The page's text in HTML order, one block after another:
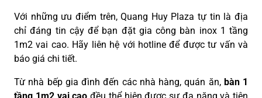
Với những ưu điểm trên, Quang Huy Plaza tự tin là địa
chỉ đáng tin cậy để bạn đặt gia công bàn inox 1 tầng
1m2 vai cao. Hãy liên hệ với hotline để được tư vấn và
báo giá chi tiết.
Từ nhà bếp gia đình đến các nhà hàng, quán ăn, bàn 1